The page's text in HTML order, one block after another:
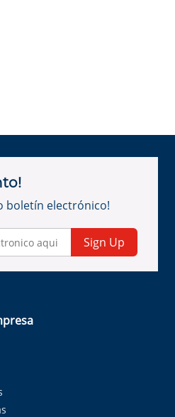
boletín electrónico!
Sign Up